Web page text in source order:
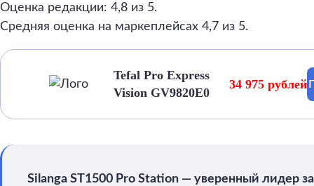
Оценка редакции: 4,8 из 5.
Средняя оценка на маркеплейсах 4,7 из 5.
Tefal Pro Express
Vision GV9820E0
34 975 рублей
Silanga ST1500 Pro Station — уверенный лидер